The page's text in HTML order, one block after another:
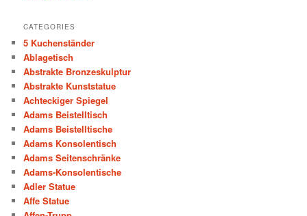
CATEGORIES
5 Kuchenständer
Ablagetisch
Abstrakte Bronzeskulptur
Abstrakte Kunststatue
Achteckiger Spiegel
Adams Beistelltisch
Adams Beistelltische
Adams Konsolentisch
Adams Seitenschränke
Adams-Konsolentische
Adler Statue
Affe Statue